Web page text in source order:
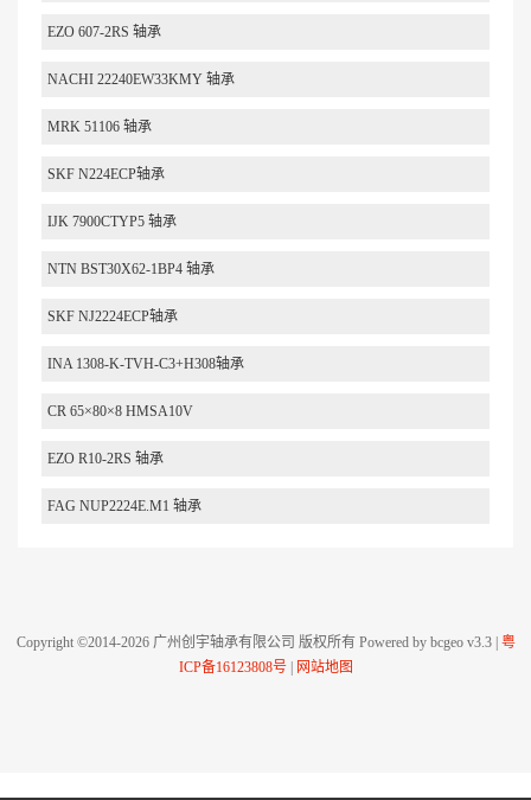
EZO 607-2RS 轴承
NACHI 22240EW33KMY 轴承
MRK 51106 轴承
SKF N224ECP轴承
IJK 7900CTYP5 轴承
NTN BST30X62-1BP4 轴承
SKF NJ2224ECP轴承
INA 1308-K-TVH-C3+H308轴承
CR 65×80×8 HMSA10V
EZO R10-2RS 轴承
FAG NUP2224E.M1 轴承
Copyright ©2014-2026 广州创宇轴承有限公司 版权所有 Powered by bcgeo v3.3 | 粤
ICP备16123808号| 网站地图